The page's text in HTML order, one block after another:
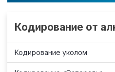
Кодирование от
Кодирование уколом